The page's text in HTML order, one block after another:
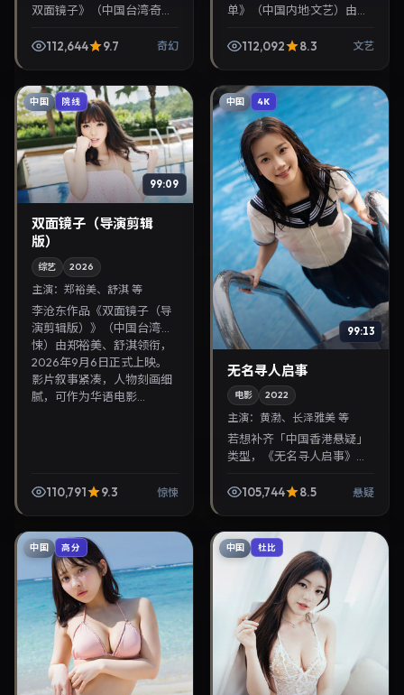
双面镜子》（中国台湾·奇
衔，2026年7月20日正式上
112,644 9.7 奇幻
单》（中国内地·文艺）由贾
年11月12日正式上映。影片叙
112,092 8.3 文艺
中国 院线
99:09
双面镜子（导演剪辑
版）
综艺 2026
主演： 郑裕美、舒淇 等
李沧东作品《双面镜子（导
演剪辑版）》（中国台湾·惊
悚）由郑裕美、舒淇领衔，
2026年9月6日正式上映。
影片叙事紧凑，人物刻画细
腻，可作为华语电影...
110,791 9.3 惊悚
中国 4K
99:13
无名寻人启事
电影 2022
主演：黄渤、长泽雅美 等
若想补齐「中国香港悬疑」
类型，《无名寻人启事》值
渤、长泽雅美主演，2022年
105,744 8.5 悬疑
中国 高分 中国 杜比